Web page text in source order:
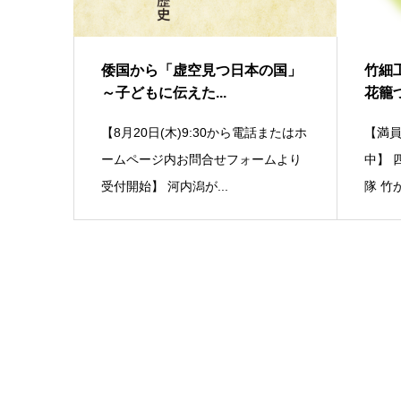
倭国から「虚空見つ日本の国」
～子どもに伝えた...
【8月20日(木)9:30から電話またはホ
ームページ内お問合せフォームより
受付開始】 河内潟が...
竹細
花籠
【満
中】
隊 竹